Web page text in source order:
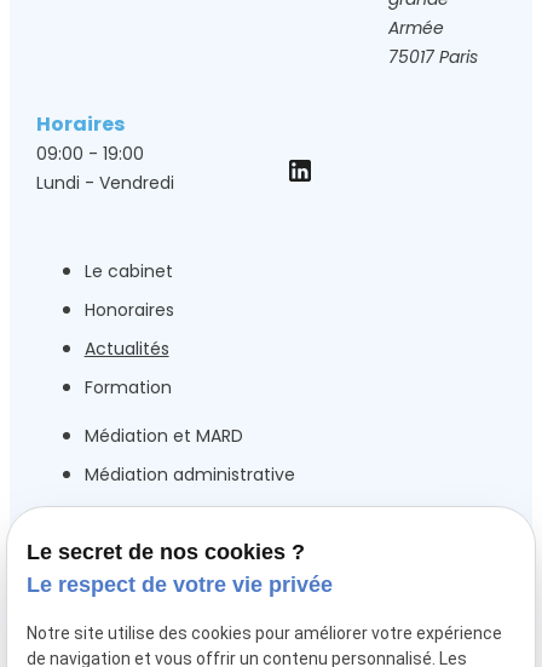
Armée
75017 Paris
Horaires
09:00 - 19:00
Lundi - Vendredi
Le cabinet
Honoraires
Actualités
Formation
Médiation et MARD
Médiation administrative
Droit public
Droit de la fonction Publique
Droit des collectivités locales et territorials
Droit électoral
Le secret de nos cookies ?
Le respect de votre vie privée
Notre site utilise des cookies pour améliorer votre expérience
de navigation et vous offrir un contenu personnalisé. Les